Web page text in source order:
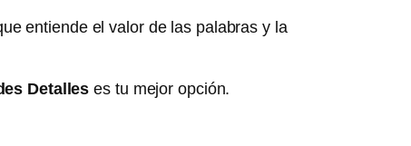
entiende el valor de las palabras y la
Detalles es tu mejor opción.